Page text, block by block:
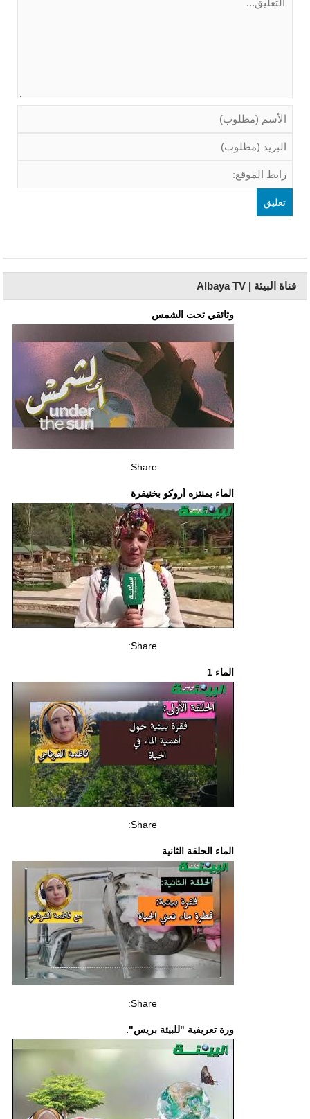
قناة البيئة | Albaya TV
وثائقي تحت الشمس
Share:
الماء بمنتزه أروكو بخنيفرة
Share:
الماء 1
Share:
الماء الحلقة الثانية
Share:
ورة تعريفية "للبيئة بريس".